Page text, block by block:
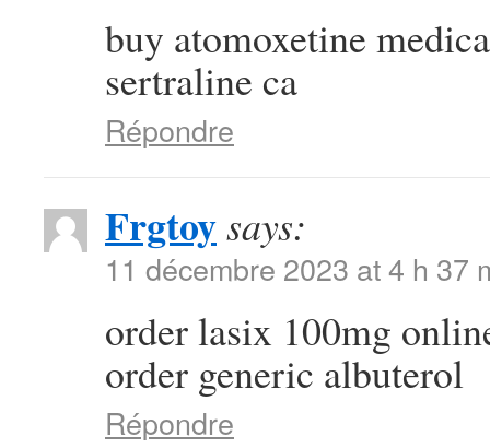
buy atomoxetine
sertraline ca
Répondre
Frgtoysays:
11 décembre 2023 at 4 h 37
order lasix 100mg
order generic albuterol
Répondre